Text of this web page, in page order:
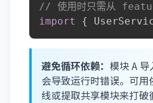
// 使用时只需从
import
{
避免循环依赖： 模块 A
会导致运行时错误。可用
线或提取共享模块来打破